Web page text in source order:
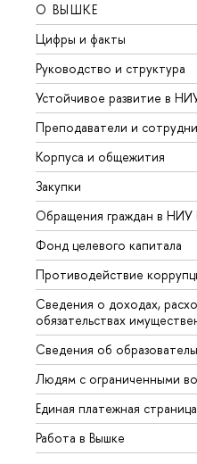
О ВЫШКЕ
Цифры и факты
Руководство и структура
Устойчивое развитие в
Преподаватели и
Корпуса и общежития
Закупки
Обращения граждан в
Фонд целевого капитала
Противодействие
Сведения о доходах,
обязательствах
Сведения об
Людям с ограниченными
Единая платежная страница
Работа в Вышке